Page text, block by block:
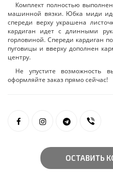
Комплект полностью
машинной вязки. Юбка миди
спереди верху украшена
кардиган идет с длинными
горловиной. Спереди кардиган
пуговицы и вверху дополнен
центру.
Не упустите возможность
оформляйте заказ прямо сейчас!
ОСТАВИТЬ